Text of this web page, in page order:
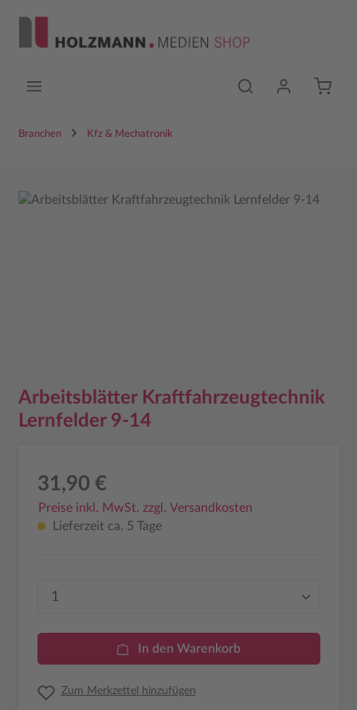
Branchen Kfz & Mechatronik
Bildergalerie überspringen
Arbeitsblätter Kraftfahrzeugtechnik
Lernfelder 9-14
31,90 €
Preise inkl. MwSt. zzgl. Versandkosten
Lieferzeit ca. 5 Tage
Produkt Anzahl: Gib den gewünschten
In den Warenkorb
Zum Merkzettel hinzufügen